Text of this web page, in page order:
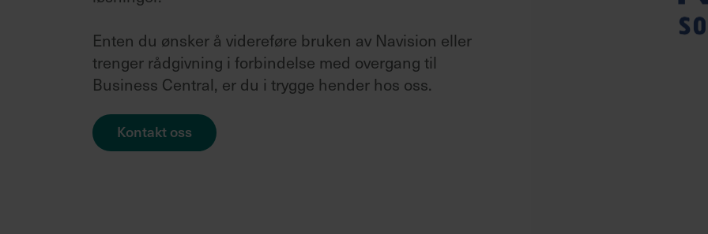
SD Worx
Lønn/HR
Enten du ønsker å videreføre bruken av Navision eller
trenger rådgivning i forbindelse med overgang til
Business Central, er du i trygge hender hos oss.
Kontakt oss